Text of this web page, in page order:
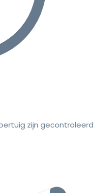
zijn gecontroleerd